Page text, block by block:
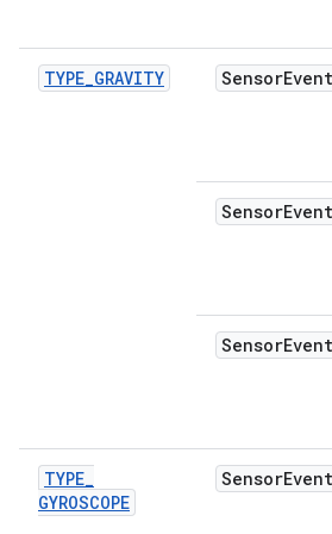
TYPE_GRAVITY SensorEvent
SensorEvent
SensorEvent
TYPE_
GYROSCOPE
SensorEvent